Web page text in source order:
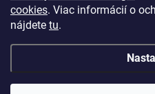
cookies. Viac informácií o
nájdete tu.
Vytvoril Shoptet